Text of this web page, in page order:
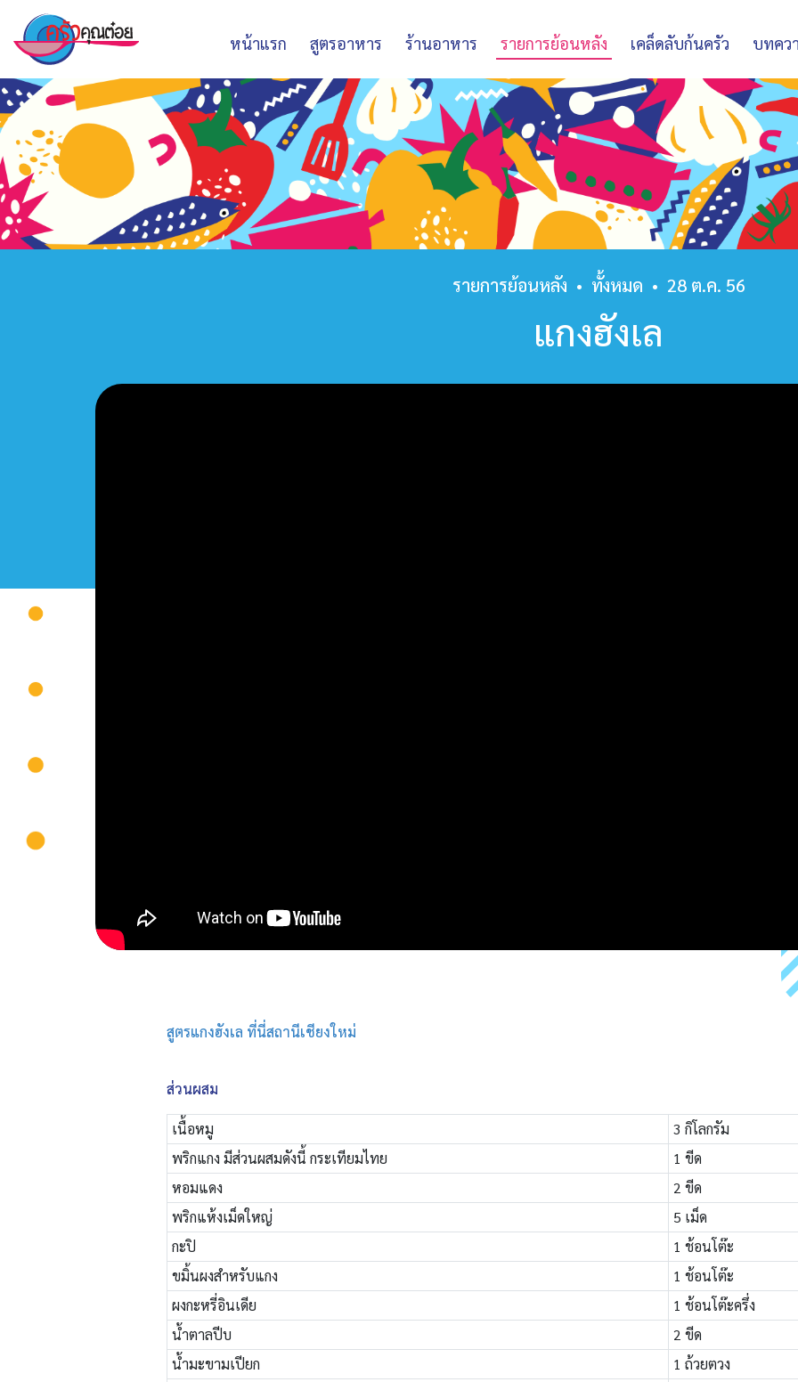
หน้าแรก สูตรอาหาร ร้านอาหาร รายการย้อนหลัง เคล็ดลับก้นครัว บทคว
รายการย้อนหลัง • ทั้งหมด • 28 ต.ค. 56
แกงฮังเล
สูตรแกงฮังเล ที่นี่สถานีเชียงใหม่
ส่วนผสม
เนื้อหมู
3 กิโลก
พริกแกง มีส่วนผสมดังนี้ กระเทียมไทย
1 ขีด
หอมแดง
2 ขีด
พริกแห้งเม็ดใหญ่
5 เม็ด
กะปิ
1 ช้อนโต๊ะ
ขมิ้นผงสำหรับแกง
1 ช้อนโต๊ะ
ผงกะหรี่อินเดีย
1 ช้อนโต๊ะครึ่ง
น้ำตาลปีบ
2 ขีด
น้ำมะขามเปียก
1 ถ้วยตวง